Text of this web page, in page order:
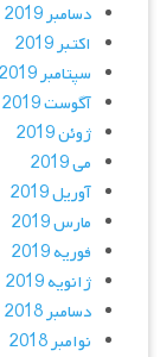
دسامبر 2019
اکتبر 2019
سپتامبر 2019
آگوست 2019
ژوئن 2019
می 2019
آوریل 2019
مارس 2019
فوریه 2019
ژانویه 2019
دسامبر 2018
نوامبر 2018